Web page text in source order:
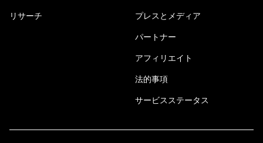
リサーチ プレスとメディア
パートナー
アフィリエイト
法的事項
サービスステータス